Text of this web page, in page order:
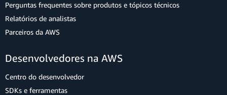
Perguntas frequentes sobre produtos e tópicos técnicos
Relatórios de analistas
Parceiros da AWS
Desenvolvedores na AWS
Centro do desenvolvedor
SDKs e ferramentas